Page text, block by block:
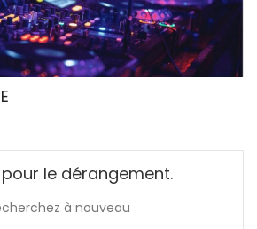
le dérangement.
à nouveau